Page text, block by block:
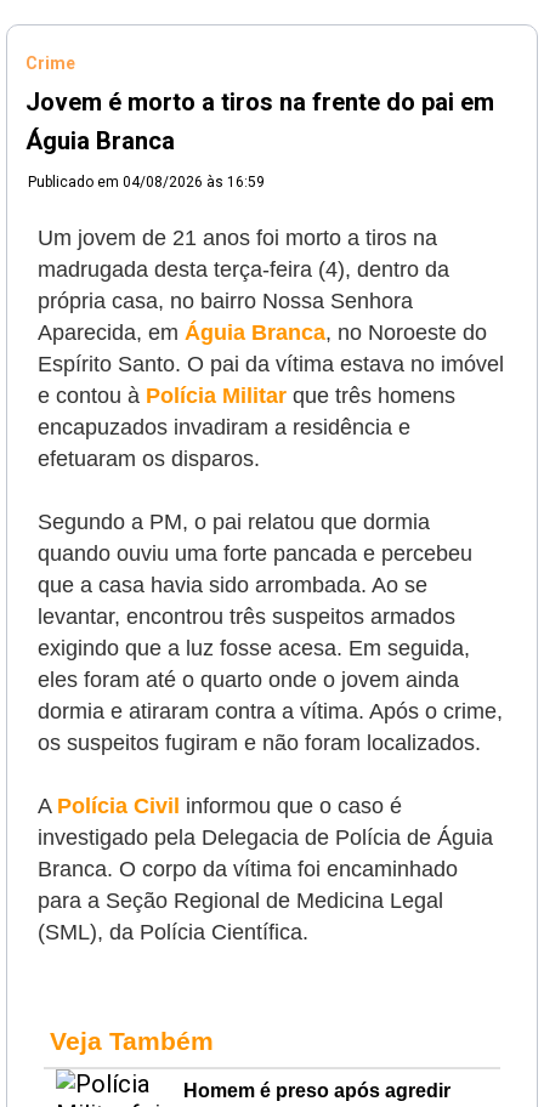
Crime
Jovem é morto a tiros na frente do pai em
Águia Branca
Publicado em 04/08/2026 às 16:59
Um jovem de 21 anos foi morto a tiros na
madrugada desta terça-feira (4), dentro da
própria casa, no bairro Nossa Senhora
Aparecida, em Águia Branca, no Noroeste do
Espírito Santo. O pai da vítima estava no imóvel
e contou à Polícia Militar que três homens
encapuzados invadiram a residência e
efetuaram os disparos.
Segundo a PM, o pai relatou que dormia
quando ouviu uma forte pancada e percebeu
que a casa havia sido arrombada. Ao se
levantar, encontrou três suspeitos armados
exigindo que a luz fosse acesa. Em seguida,
eles foram até o quarto onde o jovem ainda
dormia e atiraram contra a vítima. Após o crime,
os suspeitos fugiram e não foram localizados.
A Polícia Civil informou que o caso é
investigado pela Delegacia de Polícia de Águia
Branca. O corpo da vítima foi encaminhado
para a Seção Regional de Medicina Legal
(SML), da Polícia Científica.
Veja Também
Homem é preso após agredir